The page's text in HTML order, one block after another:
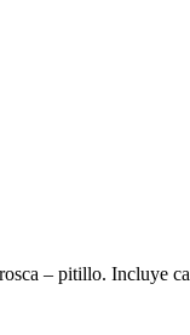
– pitillo. Incluye